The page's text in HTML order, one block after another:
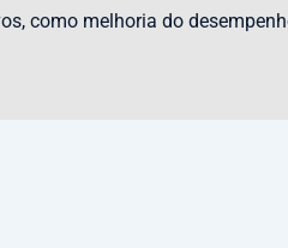
como melhoria do